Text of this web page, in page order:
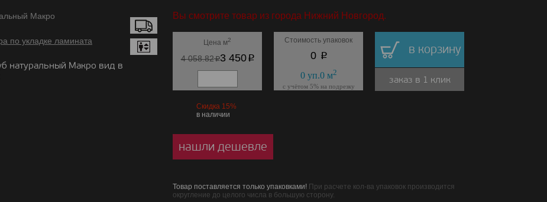
по укладке ламината
натуральный Макро вид в
Вы смотрите товар из города Нижний Новгород.
Цена м2
4 058.82p3 450p
Стоимость упаковок
0 p
0уп.0м2
с учётом 5% на подрезку
в корзину
заказ в 1 клик
Скидка 15%
в наличии
нашли дешевле
Товар поставляется только упаковками! При расчете кол-ва упаковок производится
округление до целого числа в большую сторону.